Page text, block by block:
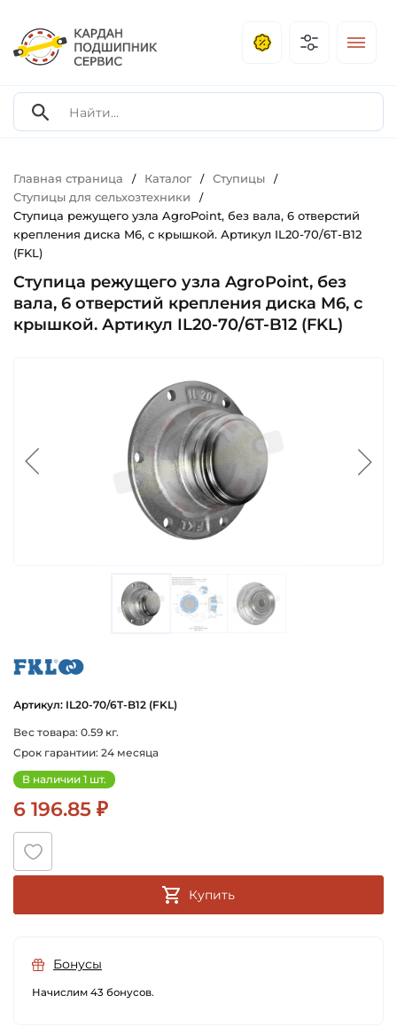
Главная страница / Каталог / Ступицы /
Ступицы для сельхозтехники /
Ступица режущего узла AgroPoint, без вала, 6 отверстий
крепления диска M6, с крышкой. Артикул IL20-70/6T-B12
(FKL)
Ступица режущего узла AgroPoint, без
вала, 6 отверстий крепления диска M6, с
крышкой. Артикул IL20-70/6T-B12 (FKL)
Артикул: IL20-70/6T-B12 (FKL)
Вес товара: 0.59 кг.
Срок гарантии: 24 месяца
В наличии 1 шт.
6 196.85 ₽
Купить
Бонусы
Начислим 43 бонусов.